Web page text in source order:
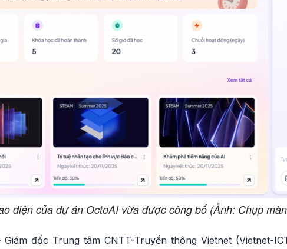
diện của dự án OctoAI vừa được công bố (Ảnh: Chụp
đốc Trung tâm CNTT-Truyền thông Vietnet (Vietnet-